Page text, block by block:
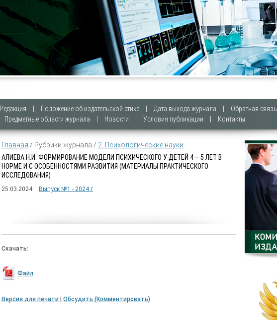
Редакция Положение об издательской этике Дата выхода журнала Обратная связь
Предметные области журнала
Новости Условия публикации Контакты
Главная / Рубрики журнала / 2. Психологические науки
АЛИЕВА Н.И. ФОРМИРОВАНИЕ МОДЕЛИ ПСИХИЧЕСКОГО У ДЕТЕЙ 4 – 5 ЛЕТ В
НОРМЕ И С ОСОБЕННОСТЯМИ РАЗВИТИЯ (МАТЕРИАЛЫ ПРАКТИЧЕСКОГО
ИССЛЕДОВАНИЯ)
25.03.2024 Выпуск №1 - 2024 г
Скачать:
Файл
Версия для печати Обсудить (Комментировать)